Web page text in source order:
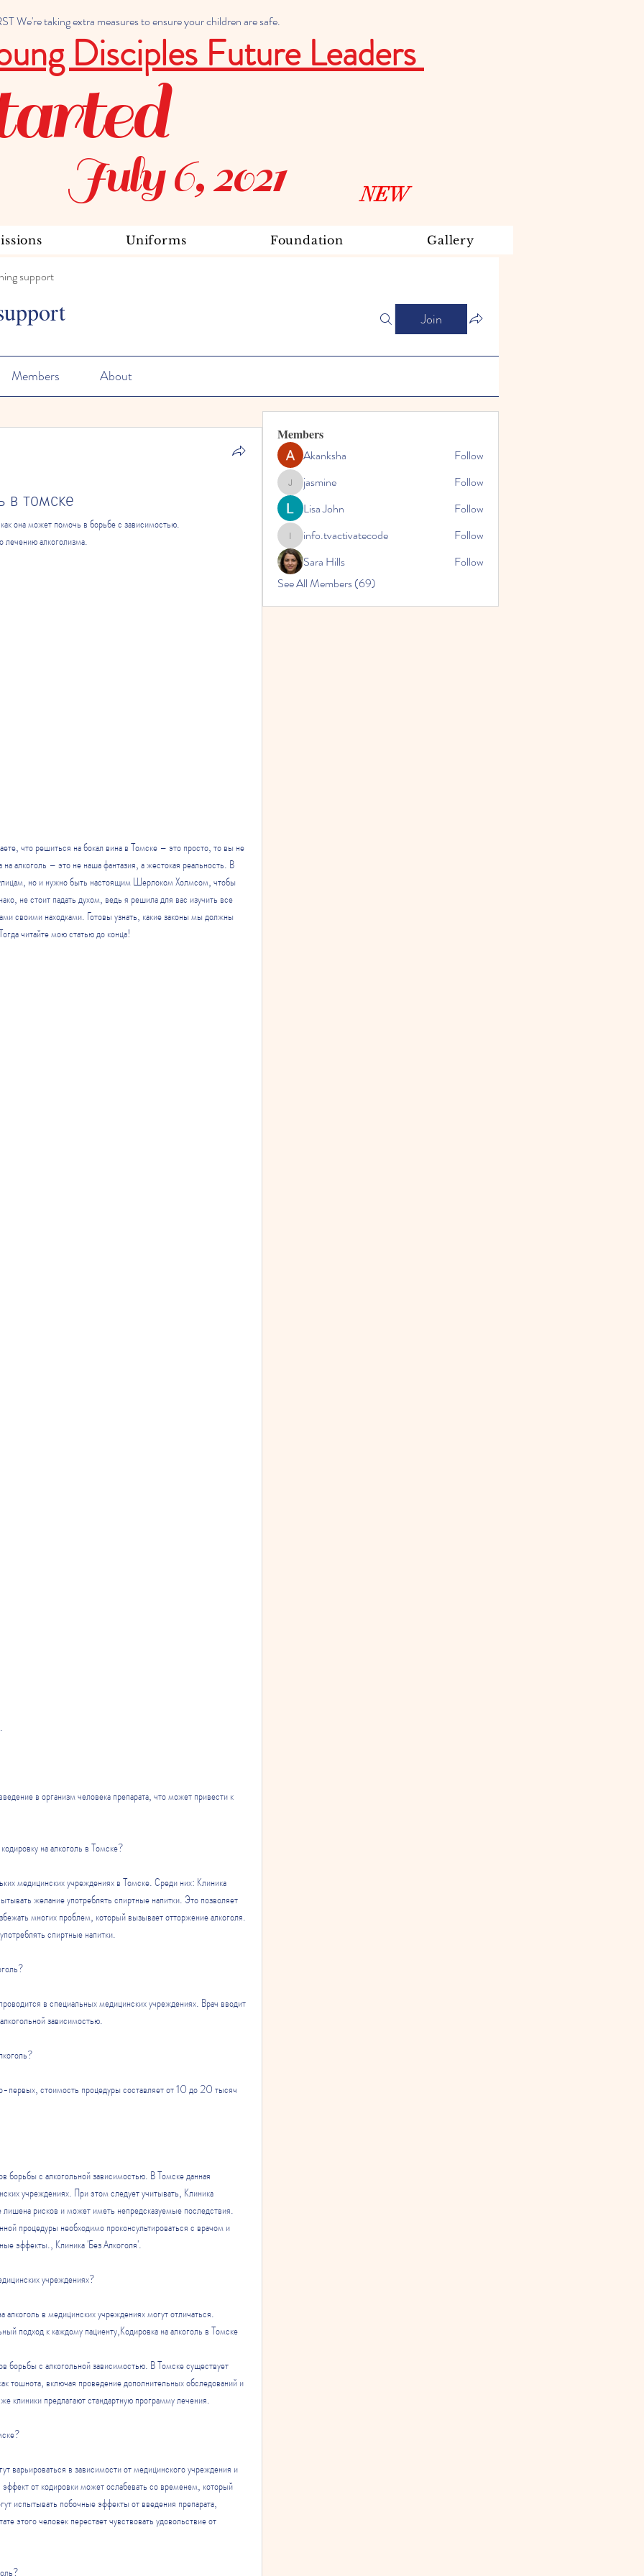
We're taking extra measures to ensure your children are safe.
Disciples Future Leaders
July 6, 2021
Uniforms Foundation Gallery
NEW
support
Join
Members About
в томске
она может помочь в борьбе с зависимостью.
лечению алкоголизма.
что решиться на бокал вина в Томске – это просто, то вы не
алкоголь – это не наша фантазия, а жестокая реальность. В
но и нужно быть настоящим Шерлоком Холмсом, чтобы
не стоит падать духом, ведь я решила для вас изучить все
своими находками. Готовы узнать, какие законы мы должны
читайте мою статью до конца!
в организм человека препарата, что может привести к
на алкоголь в Томске?
медицинских учреждениях в Томске. Среди них: Клиника
желание употреблять спиртные напитки. Это позволяет
многих проблем, который вызывает отторжение алкоголя.
спиртные напитки.
в специальных медицинских учреждениях. Врач вводит
зависимостью.
первых, стоимость процедуры составляет от 10 до 20 тысяч
борьбы с алкогольной зависимостью. В Томске данная
учреждениях. При этом следует учитывать, Клиника
лишена рисков и может иметь непредсказуемые последствия.
процедуры необходимо проконсультироваться с врачом и
эффекты., Клиника 'Без Алкоголя'.
учреждениях?
в медицинских учреждениях могут отличаться.
подход к каждому пациенту,Кодировка на алкоголь в Томске
борьбы с алкогольной зависимостью. В Томске существует
тошнота, включая проведение дополнительных обследований и
клиники предлагают стандартную программу лечения.
варьироваться в зависимости от медицинского учреждения и
от кодировки может ослабевать со временем, который
испытывать побочные эффекты от введения препарата,
этого человек перестает чувствовать удовольствие от
Members
Akanksha
Follow
jasminejasmine
Follow
Lisa John
Follow
info.tvactivatecode
info.tvactivatecode
Follow
Sara Hills
Follow
See All Members (69)